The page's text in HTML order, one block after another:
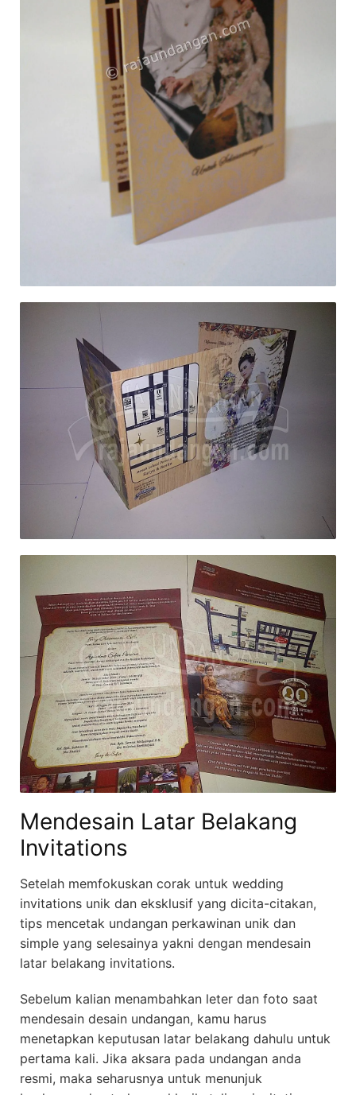
Mendesain Latar Belakang
Invitations
Setelah memfokuskan corak untuk wedding
invitations unik dan eksklusif yang dicita-citakan,
tips mencetak undangan perkawinan unik dan
simple yang selesainya yakni dengan mendesain
latar belakang invitations.
Sebelum kalian menambahkan leter dan foto saat
mendesain desain undangan, kamu harus
menetapkan keputusan latar belakang dahulu untuk
pertama kali. Jika aksara pada undangan anda
resmi, maka seharusnya untuk menunjuk